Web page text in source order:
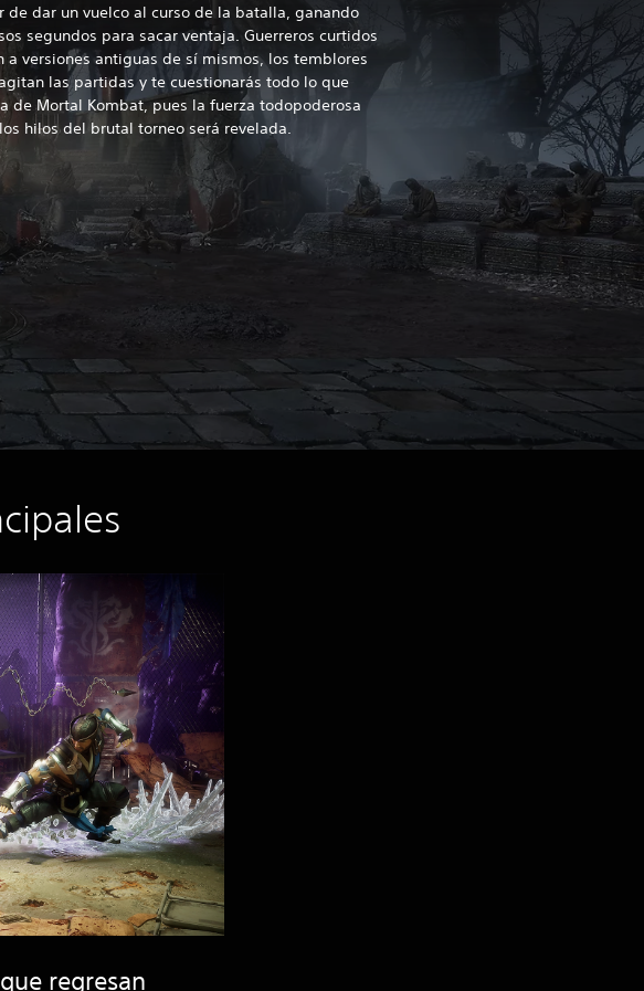
de dar un vuelco al curso de la batalla, ganando
segundos para sacar ventaja. Guerreros curtidos
a versiones antiguas de sí mismos, los temblores
las partidas y te cuestionarás todo lo que
de Mortal Kombat, pues la fuerza todopoderosa
hilos del brutal torneo será revelada.
regresan